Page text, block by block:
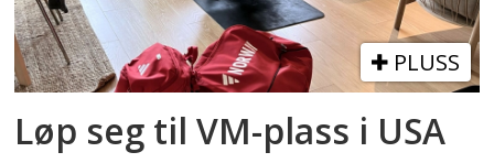
PLUSS
Løp seg til VM-plass i USA